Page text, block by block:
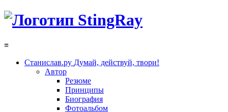
≡
Станислав.ру Думай, действуй, твори!
Автор
Резюме
Принципы
Биография
Фотоальбом